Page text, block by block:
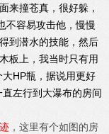
来撞苍真，很好躲，
不容易攻击他，慢慢
到潜水的技能，然后
板上，我当时只有用
HP瓶，据说用更好
左行到大瀑布的房间
，这里有个如图的房